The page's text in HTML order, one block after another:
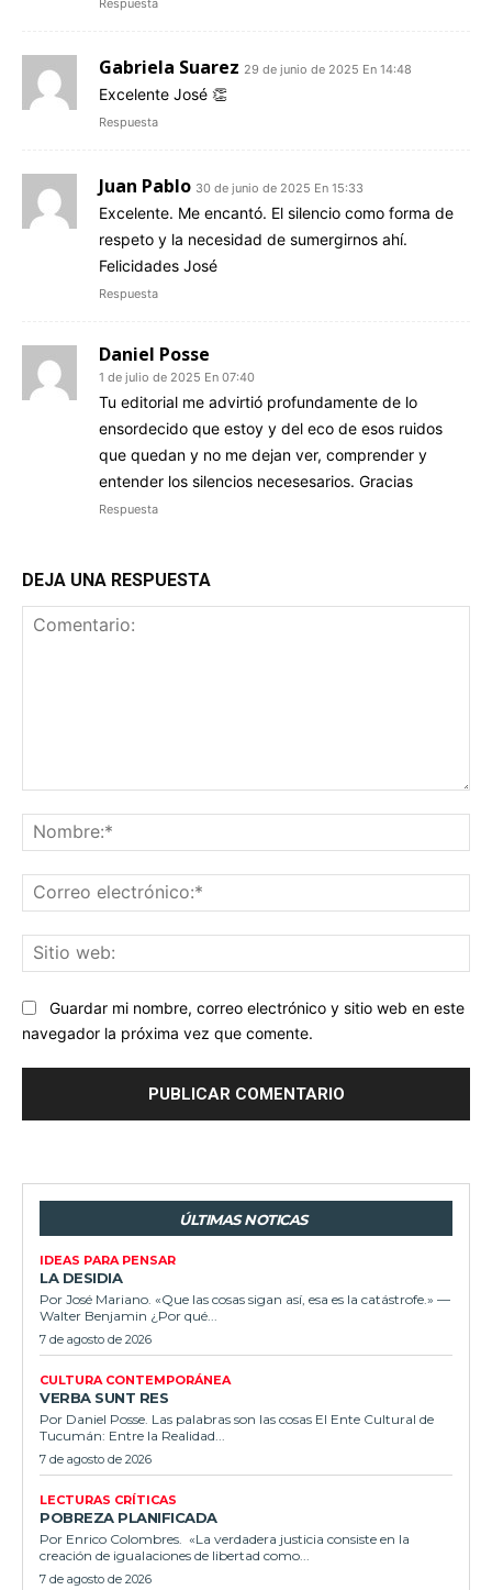
Gabriela Suarez 29 de junio de 2025 En 14:48
Excelente José 👏
Respuesta
Juan Pablo 30 de junio de 2025 En 15:33
Excelente. Me encantó. El silencio como forma de
respeto y la necesidad de sumergirnos ahí.
Felicidades José
Respuesta
Daniel Posse
1 de julio de 2025 En 07:40
Tu editorial me advirtió profundamente de lo
ensordecido que estoy y del eco de esos ruidos
que quedan y no me dejan ver, comprender y
entender los silencios necesesarios. Gracias
Respuesta
DEJA UNA RESPUESTA
Guardar mi nombre, correo electrónico y sitio web en este
navegador la próxima vez que comente.
ÚLTIMAS NOTICAS
IDEAS PARA PENSAR
LA DESIDIA
Por José Mariano. «Que las cosas sigan así, esa es la catástrofe.» —
Walter Benjamin ¿Por qué...
7 de agosto de 2026
CULTURA CONTEMPORÁNEA
VERBA SUNT RES
Por Daniel Posse. Las palabras son las cosas El Ente Cultural de
Tucumán: Entre la Realidad...
7 de agosto de 2026
LECTURAS CRÍTICAS
POBREZA PLANIFICADA
Por Enrico Colombres. «La verdadera justicia consiste en la
creación de igualaciones de libertad como...
7 de agosto de 2026